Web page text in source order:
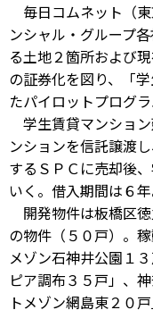
毎日コムネット（
ンシャル・グループ
る土地２箇所および
の証券化を図り、「
たパイロットプログラ
学生賃貸マンショ
ンションを信託譲渡
するＳＰＣに売却後
いく。借入期間は６
開発物件は板橋区
の物件（５０戸）。
メゾン石神井公園１
ピア調布３５戸」、
トメゾン網島東２０戸